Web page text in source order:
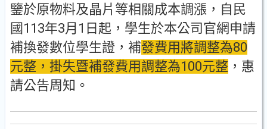
鑒於原物料及晶片等相關成本調漲，自民
國113年3月1日起，學生於本公司官網申請
補換發數位學生證，補發費用將調整為80
元整，掛失暨補發費用調整為100元整 ，惠
請公告周知。